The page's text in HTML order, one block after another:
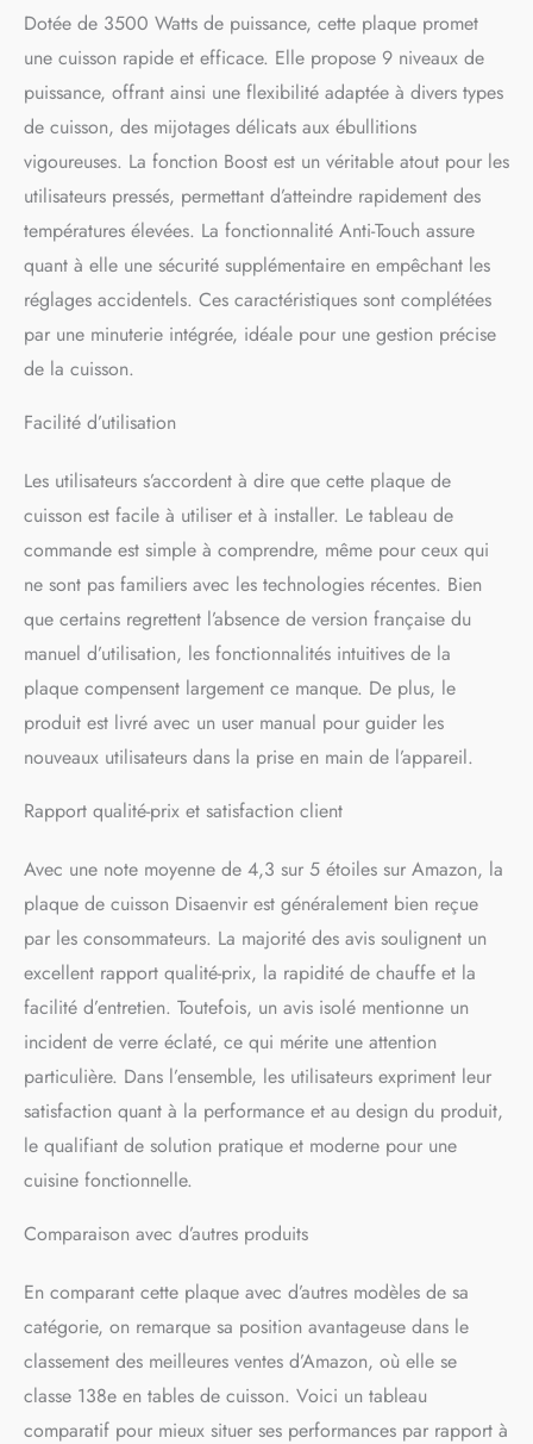
puissance de 1800w, il
dispose donc de 4 zones de
cuisson qui vous
permettront de cuisiner plus
de plats. Le grand panneau
de cuisson avec une taille
encastrée de 56 * 49cm.
FONCTION D'APPOINT
RAPIDE DE 5 MINUTES
POUR LA CUISSON: toutes
les 4 zones de cuisson
disposent d'un appoint
rapide, Économisez
considérablement votre
pouvez continuer à terminer
la cuisson et améliorer
l'efficacité de la cuisson. La
puissance limitée de
3500w, ce qui signifie qu'il
ne peut y avoir qu'une seule
zone à la fois pour utiliser la
fonction boost. RÉGLEZ LES
MINUTERIES POUR LES
QUATRE ZONES DE
SIMULTANÉMENT: chaque
cuisson electrique 4 feux a
de 0 à 99 minutes. Lorsque
la minuterie atteint l'heure
que vous avez définie, la
machine émet un rappel
sonore et arrête
automatiquement le
chauffage.L'utilisation de la
fonction de minuterie
permet à la cuisinière à
induction de brûler
automatiquement l'eau et de
faire cuire la soupe, ce qui
rend votre cuisine plus
SAFETY & EASY TO
pour enfants pour empêcher
les enfants de s'allumer
accidentellement. En outre,
la table de cuisson
induction 4 foyers avec
Dotée de 3500 Watts de puissance, cette plaque promet
une cuisson rapide et efficace. Elle propose 9 niveaux de
puissance, offrant ainsi une flexibilité adaptée à divers types
de cuisson, des mijotages délicats aux ébullitions
vigoureuses. La fonction Boost est un véritable atout pour les
utilisateurs pressés, permettant d’atteindre rapidement des
températures élevées. La fonctionnalité Anti-Touch assure
quant à elle une sécurité supplémentaire en empêchant les
réglages accidentels. Ces caractéristiques sont complétées
par une minuterie intégrée, idéale pour une gestion précise
de la cuisson.
Facilité d’utilisation
Les utilisateurs s’accordent à dire que cette plaque de
cuisson est facile à utiliser et à installer. Le tableau de
commande est simple à comprendre, même pour ceux qui
ne sont pas familiers avec les technologies récentes. Bien
que certains regrettent l’absence de version française du
manuel d’utilisation, les fonctionnalités intuitives de la
plaque compensent largement ce manque. De plus, le
produit est livré avec un user manual pour guider les
nouveaux utilisateurs dans la prise en main de l’appareil.
Rapport qualité-prix et satisfaction client
Avec une note moyenne de 4,3 sur 5 étoiles sur Amazon, la
plaque de cuisson Disaenvir est généralement bien reçue
par les consommateurs. La majorité des avis soulignent un
excellent rapport qualité-prix, la rapidité de chauffe et la
facilité d’entretien. Toutefois, un avis isolé mentionne un
incident de verre éclaté, ce qui mérite une attention
particulière. Dans l’ensemble, les utilisateurs expriment leur
satisfaction quant à la performance et au design du produit,
le qualifiant de solution pratique et moderne pour une
cuisine fonctionnelle.
Comparaison avec d’autres produits
En comparant cette plaque avec d’autres modèles de sa
catégorie, on remarque sa position avantageuse dans le
classement des meilleures ventes d’Amazon, où elle se
classe 138e en tables de cuisson. Voici un tableau
comparatif pour mieux situer ses performances par rapport à